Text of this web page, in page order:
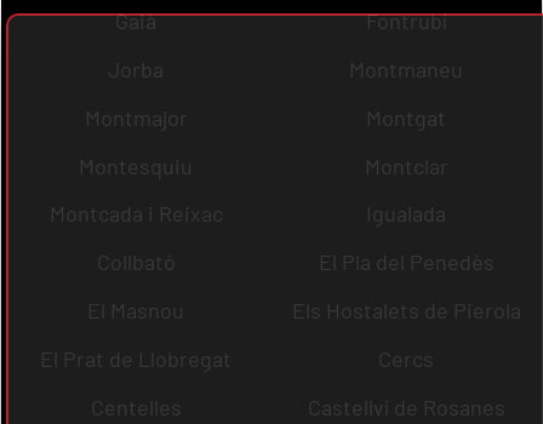
Gaià
Fontrubí
Jorba
Montmaneu
Montmajor
Montgat
Montesquiu
Montclar
Montcada i Reixac
Igualada
Collbató
El Pla del Penedès
El Masnou
Els Hostalets de Pierola
El Prat de Llobregat
Cercs
Centelles
Castellví de Rosanes